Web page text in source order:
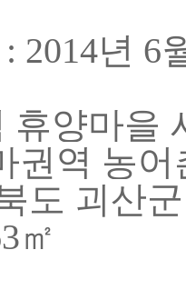
: 2014년 6
휴양마을
권역 농어
도 괴산
㎡